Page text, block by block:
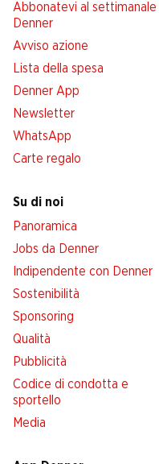
Abbonatevi al settimanale
Denner
Avviso azione
Lista della spesa
Denner App
Newsletter
WhatsApp
Carte regalo
Su di noi
Panoramica
Jobs da Denner
Indipendente con Denner
Sostenibilità
Sponsoring
Qualità
Pubblicità
Codice di condotta e
sportello
Media